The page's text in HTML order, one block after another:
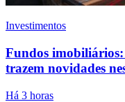
Investimentos
Fundos
trazem novidades
Há 3 horas